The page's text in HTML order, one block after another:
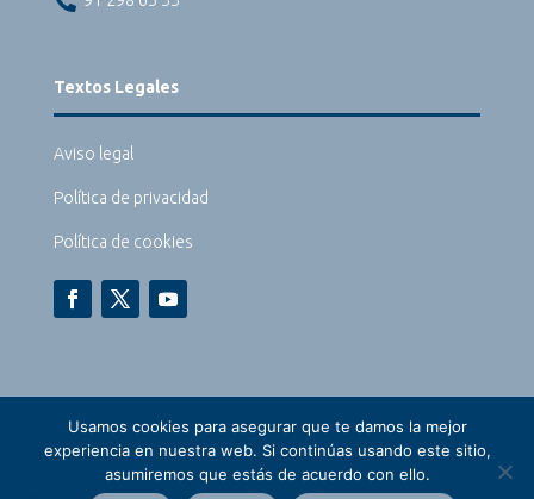
Textos Legales
Aviso legal
Política de privacidad
Política de cookies
Usamos cookies para asegurar que te damos la mejor
experiencia en nuestra web. Si continúas usando este sitio,
asumiremos que estás de acuerdo con ello.